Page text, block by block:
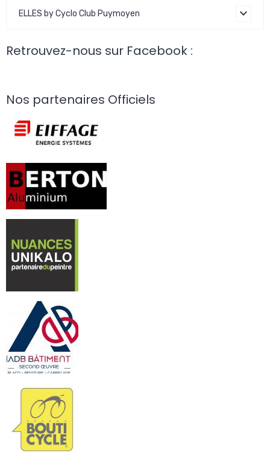
ELLES by Cyclo Club Puymoyen
Retrouvez-nous sur Facebook :
Nos partenaires Officiels